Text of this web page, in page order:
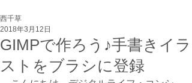
GIMPで作ろう♪手書きイラ
ストをブラシに登録
西千草
2018年3月12日